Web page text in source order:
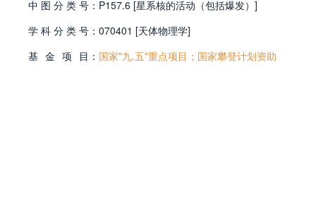
中 图 分 类 号： P157.6 [星系核的活动（包括爆发）]
学 科 分 类 号： 070401 [天体物理学]
基 金 项 目： 国家"九.五"重点项目；国家攀登计划资助